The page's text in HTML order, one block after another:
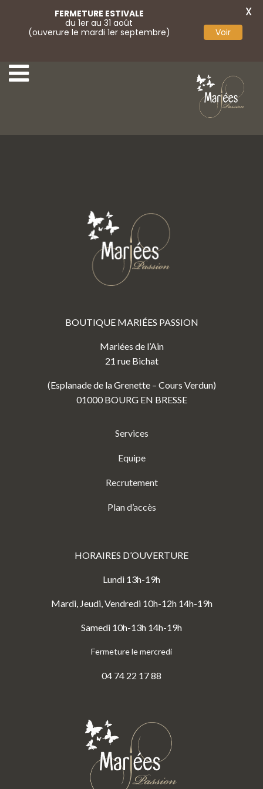
BOUTIQUE MARIÉES PASSION
Mariées de l’Ain
21 rue Bichat
(Esplanade de la Grenette – Cours Verdun)
01000 BOURG EN BRESSE
Services
Equipe
Recrutement
Plan d’accès
HORAIRES D’OUVERTURE
Lundi 13h-19h
Mardi, Jeudi, Vendredi 10h-12h 14h-19h
Samedi 10h-13h 14h-19h
Fermeture le mercredi
04 74 22 17 88
FERMETURE ESTIVALE
du 1er au 31 août
(ouverure le mardi 1er septembre)
Voir
X